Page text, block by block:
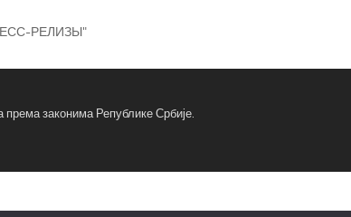
РЕЛИЗЫ"
законима Републике Србије.
x-